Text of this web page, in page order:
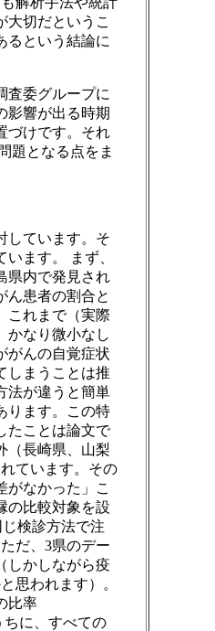
大切だというこ
るという結論に
査委グループに
影響が出る時期
づけです。それ
題となる点をま
しています。そ
ます。 まず、
県内で発見され
ん患者の割合と
これまで（実際
かなり微小なし
がんの自覚症状
しまうことは推
法が違うと簡単
ります。この特
たことは論文で
（長崎県、山梨
ています。その
がなかった」こ
の比較対象を設
検診方法で注
だ、3県のデー
しかしながら疫
思われます）。
比率
ちに、すべての